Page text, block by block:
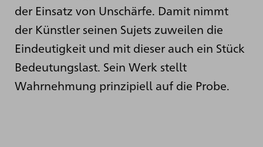
der Einsatz von Unschärfe. Damit nimmt
der Künstler seinen Sujets zuweilen die
Eindeutigkeit und mit dieser auch ein Stück
Bedeutungslast. Sein Werk stellt
Wahrnehmung prinzipiell auf die Probe.